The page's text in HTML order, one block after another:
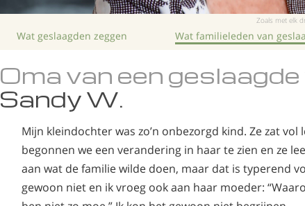
Zoals met elk
Wat geslaagden zeggen Wat familieleden van
Oma van een
Sandy W.
Mijn kleindochter was zo’n onbezorgd kind. Ze zat
begonnen we een verandering in haar te zien en ze
aan wat de familie wilde doen, maar dat is typerend
gewoon niet en ik vroeg ook aan haar moeder: